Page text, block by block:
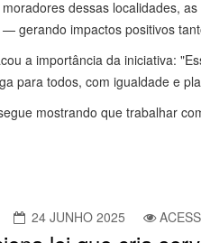
dessas localidades,
gerando impactos positivos
a importância da iniciativa:
para todos, com igualdade e
mostrando que trabalhar
24 JUNHO 2025